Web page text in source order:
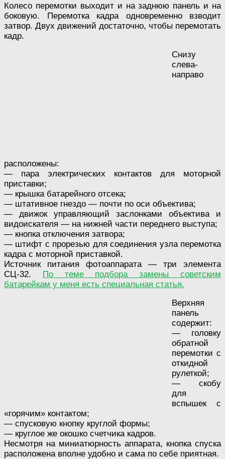
Колесо перемотки выходит и на заднюю панель и на
боковую. Перемотка кадра одновременно взводит
затвор. Двух движений достаточно, чтобы перемотать
кадр.
Снизу
слева-
направо
расположены:
— пара электрических контактов для моторной
приставки;
— крышка батарейного отсека;
— штативное гнездо — почти по оси объектива;
— движок управляющий заслонками объектива и
видоискателя — на нижней части переднего выступа;
— кнопка отключения затвора;
— штифт с прорезью для соединения узла перемотка
кадра с моторной приставкой.
Источник питания фотоаппарата — три элемента
СЦ-32. По теме подбора замены советским
батарейкам у меня есть специальная статья.
Верхняя
панель
содержит:
— головку
обратной
перемотки с
откидной
рулеткой;
— скобу
для
вспышек с
«горячим» контактом;
— спусковую кнопку круглой формы;
— круглое же окошко счетчика кадров.
Несмотря на миниатюрность аппарата, кнопка спуска
расположена вполне удобно и сама по себе приятная.